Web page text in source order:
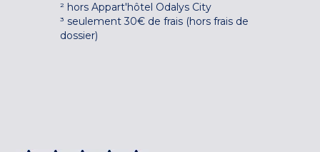
² hors Appart'hôtel Odalys City
³ seulement 30€ de frais (hors frais de
dossier)